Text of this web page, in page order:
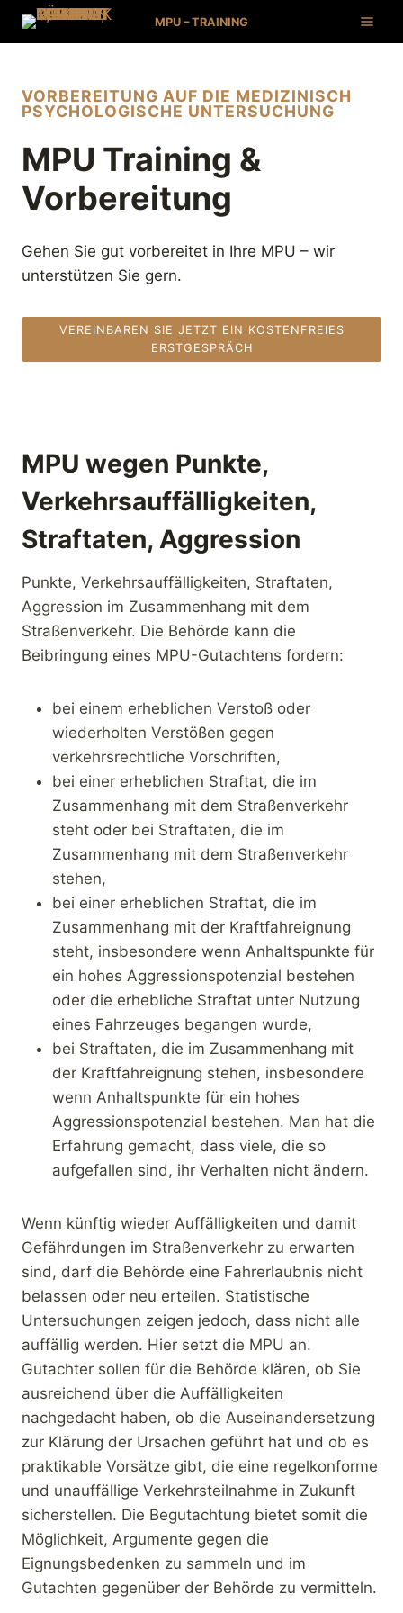
Zum
MPU – TRAINING
VORBEREITUNG AUF DIE MEDIZINISCH
PSYCHOLOGISCHE UNTERSUCHUNG
MPU Training &
Vorbereitung
Gehen Sie gut vorbereitet in Ihre MPU – wir
unterstützen Sie gern.
VEREINBAREN SIE JETZT EIN KOSTENFREIES
ERSTGESPRÄCH
MPU wegen Punkte,
Verkehrsauffälligkeiten,
Straftaten, Aggression
Punkte, Verkehrsauffälligkeiten, Straftaten,
Aggression im Zusammenhang mit dem
Straßenverkehr. Die Behörde kann die
Beibringung eines MPU-Gutachtens fordern:
bei einem erheblichen Verstoß oder
wiederholten Verstößen gegen
verkehrsrechtliche Vorschriften,
bei einer erheblichen Straftat, die im
Zusammenhang mit dem Straßenverkehr
steht oder bei Straftaten, die im
Zusammenhang mit dem Straßenverkehr
stehen,
bei einer erheblichen Straftat, die im
Zusammenhang mit der Kraftfahreignung
steht, insbesondere wenn Anhaltspunkte für
ein hohes Aggressionspotenzial bestehen
oder die erhebliche Straftat unter Nutzung
eines Fahrzeuges begangen wurde,
bei Straftaten, die im Zusammenhang mit
der Kraftfahreignung stehen, insbesondere
wenn Anhaltspunkte für ein hohes
Aggressionspotenzial bestehen. Man hat die
Erfahrung gemacht, dass viele, die so
aufgefallen sind, ihr Verhalten nicht ändern.
Wenn künftig wieder Auffälligkeiten und damit
Gefährdungen im Straßenverkehr zu erwarten
sind, darf die Behörde eine Fahrerlaubnis nicht
belassen oder neu erteilen. Statistische
Untersuchungen zeigen jedoch, dass nicht alle
auffällig werden. Hier setzt die MPU an.
Gutachter sollen für die Behörde klären, ob Sie
ausreichend über die Auffälligkeiten
nachgedacht haben, ob die Auseinandersetzung
zur Klärung der Ursachen geführt hat und ob es
praktikable Vorsätze gibt, die eine regelkonforme
und unauffällige Verkehrsteilnahme in Zukunft
sicherstellen. Die Begutachtung bietet somit die
Möglichkeit, Argumente gegen die
Eignungsbedenken zu sammeln und im
Gutachten gegenüber der Behörde zu vermitteln.